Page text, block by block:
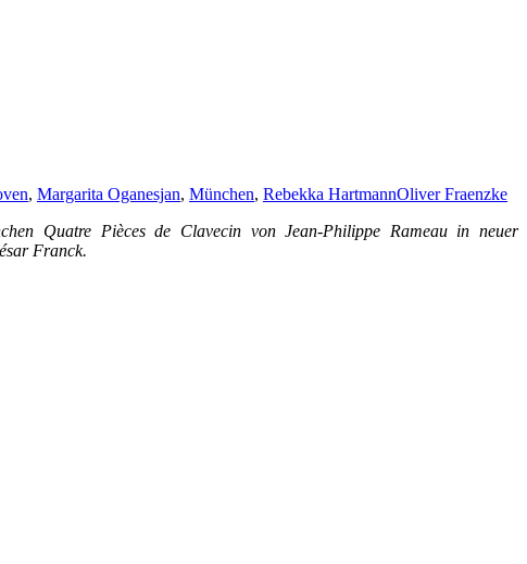
, Margarita Oganesjan, München, Rebekka HartmannOliver Fraenzke
Quatre Pièces de Clavecin von Jean-Philippe Rameau in neuer
Franck.